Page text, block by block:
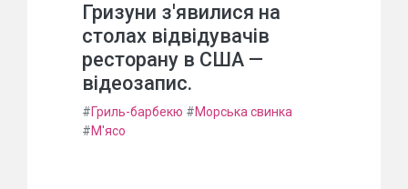
Гризуни з'явилися на
столах відвідувачів
ресторану в США —
відеозапис.
#Гриль-барбекю #Морська свинка
#М'ясо